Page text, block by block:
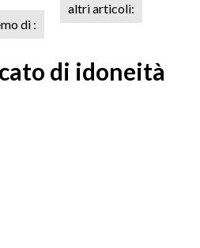
di :
altri articoli:
di idoneità